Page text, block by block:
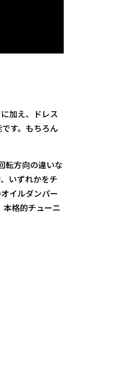
加え、ドレス
す。もちろん
転方向の違いな
いずれかをチ
イルダンパー
格的チューニ